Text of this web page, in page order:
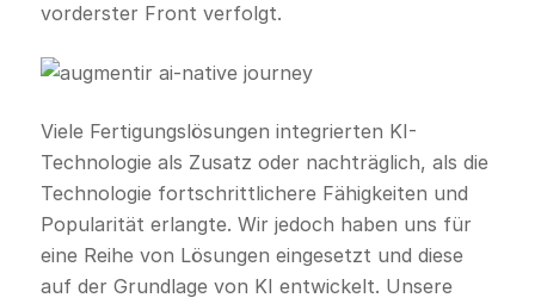
vorderster Front verfolgt.
Viele Fertigungslösungen integrierten KI-
Technologie als Zusatz oder nachträglich, als die
Technologie fortschrittlichere Fähigkeiten und
Popularität erlangte. Wir jedoch haben uns für
eine Reihe von Lösungen eingesetzt und diese
auf der Grundlage von KI entwickelt. Unsere